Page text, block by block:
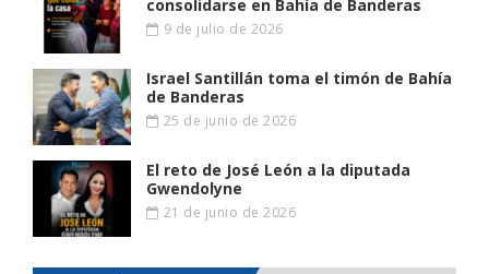
consolidarse en Bahía de Banderas
9 de julio de 2026
Israel Santillán toma el timón de Bahía
de Banderas
25 de junio de 2026
El reto de José León a la diputada
Gwendolyne
21 de junio de 2026